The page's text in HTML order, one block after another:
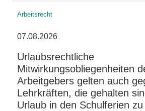
Arbeitsrecht
07.08.2026
Urlaubsrechtliche
Mitwirkungsobliegenheiten
Arbeitgebers gelten auch
Lehrkräften, die gehalten
Urlaub in den Schulferien